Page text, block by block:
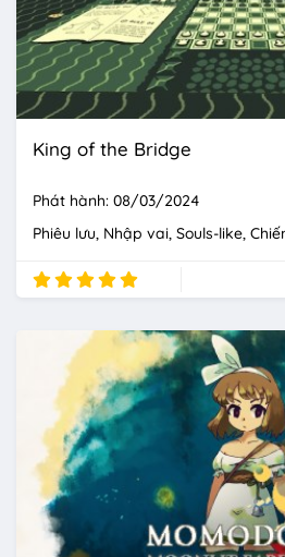
King of the Bridge
Phát hành: 08/03/2024
Phiêu lưu Nhập vai Souls-like